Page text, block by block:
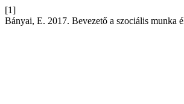
[1]
Bányai, E. 2017. Bevezető a szociális munka